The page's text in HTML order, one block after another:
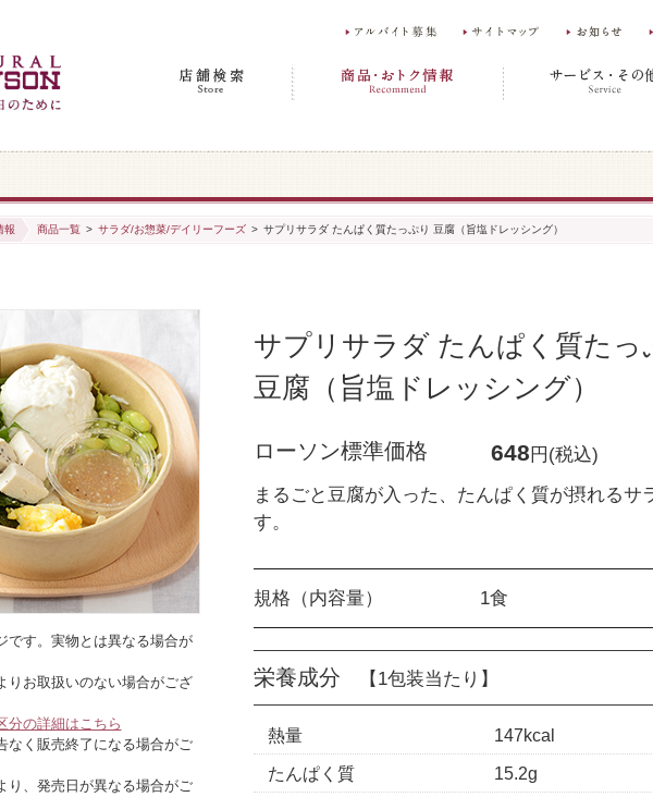
報 商品一覧 > サラダ/お惣菜/デイリーフーズ > サプリサラダ たんぱく質たっぷり 豆腐（旨塩ドレッシング）
サプリサラダ たんぱく質たっ
豆腐（旨塩ドレッシング）
ローソン標準価格 648 円(税込)
まるごと豆腐が入った、たんぱく質が摂れるサ
す。
規格（内容量） 1食
栄養成分 【1包装当たり】
熱量
147kcal
たんぱく質
15.2g
です。実物とは異なる場合が
りお取扱いのない場合がござ
分の詳細はこちら
なく販売終了になる場合がご
り、発売日が異なる場合がご